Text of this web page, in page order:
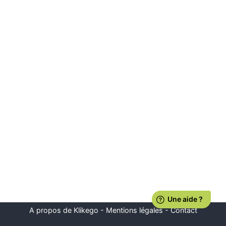
A propos de Klikego - Mentions légales-Contact